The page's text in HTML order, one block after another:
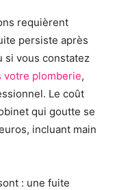
requièrent
persiste après
si vous constatez
votre plomberie,
Le coût
qui goutte se
incluant main
: une fuite